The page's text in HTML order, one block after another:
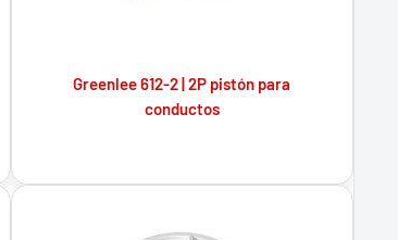
Greenlee 612-2 | 2P pistón para
conductos